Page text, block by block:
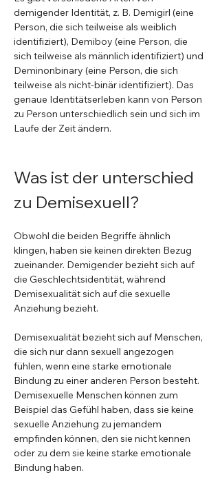
demigender Identität, z. B. Demigirl (eine
Person, die sich teilweise als weiblich
identifiziert), Demiboy (eine Person, die
sich teilweise als männlich identifiziert) und
Deminonbinary (eine Person, die sich
teilweise als nicht-binär identifiziert). Das
genaue Identitätserleben kann von Person
zu Person unterschiedlich sein und sich im
Laufe der Zeit ändern.
Was ist der unterschied
zu Demisexuell?
Obwohl die beiden Begriffe ähnlich
klingen, haben sie keinen direkten Bezug
zueinander. Demigender bezieht sich auf
die Geschlechtsidentität, während
Demisexualität sich auf die sexuelle
Anziehung bezieht.
Demisexualität bezieht sich auf Menschen,
die sich nur dann sexuell angezogen
fühlen, wenn eine starke emotionale
Bindung zu einer anderen Person besteht.
Demisexuelle Menschen können zum
Beispiel das Gefühl haben, dass sie keine
sexuelle Anziehung zu jemandem
empfinden können, den sie nicht kennen
oder zu dem sie keine starke emotionale
Bindung haben.